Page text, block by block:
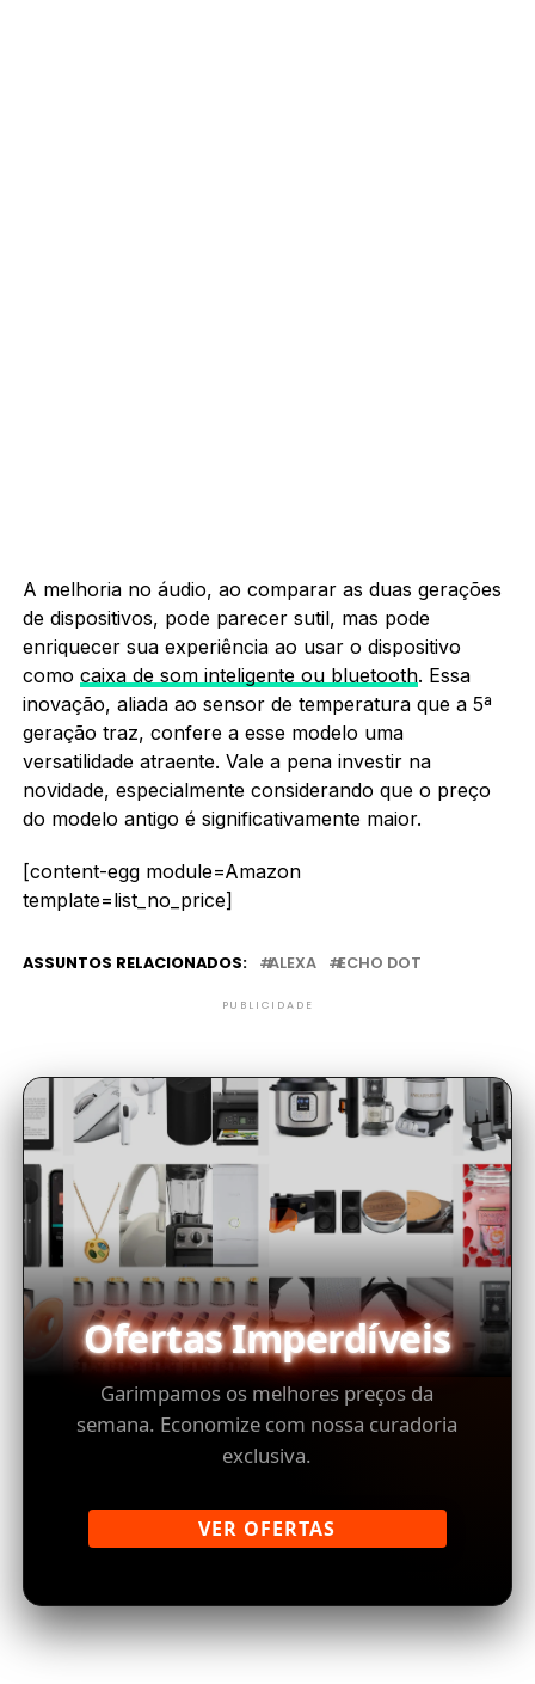
A melhoria no áudio, ao comparar as duas gerações
de dispositivos, pode parecer sutil, mas pode
enriquecer sua experiência ao usar o dispositivo
como caixa de som inteligente ou bluetooth. Essa
inovação, aliada ao sensor de temperatura que a 5ª
geração traz, confere a esse modelo uma
versatilidade atraente. Vale a pena investir na
novidade, especialmente considerando que o preço
do modelo antigo é significativamente maior.
[content-egg module=Amazon
template=list_no_price]
ASSUNTOS RELACIONADOS: ALEXA ECHO DOT
PUBLICIDADE
Ofertas Imperdíveis
Garimpamos os melhores preços da
semana. Economize com nossa curadoria
exclusiva.
VER OFERTAS